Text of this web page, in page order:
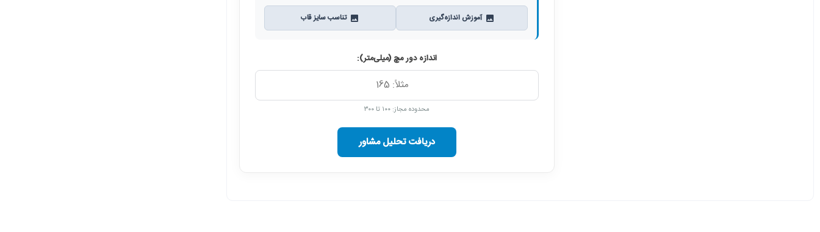
آموزش اندازه‌گیری تناسب سایز قاب
اندازه دور مچ (میلی‌متر):
محدوده مجاز: ۱۰۰ تا ۳۰۰
دریافت تحلیل مشاور